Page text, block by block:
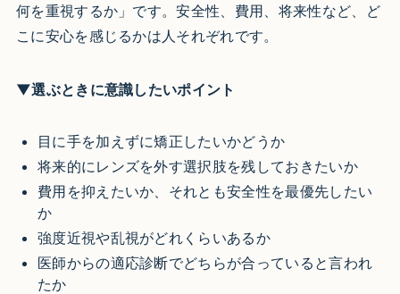
何を重視するか」です。安全性、費用、将来性など、ど
こに安心を感じるかは人それぞれです。
▼選ぶときに意識したいポイント
目に手を加えずに矯正したいかどうか
将来的にレンズを外す選択肢を残しておきたいか
費用を抑えたいか、それとも安全性を最優先したい
か
強度近視や乱視がどれくらいあるか
医師からの適応診断でどちらが合っていると言われ
たか